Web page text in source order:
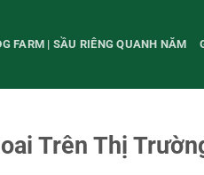
FARM | SẦU RIÊNG QUANH NĂM
Trên Thị